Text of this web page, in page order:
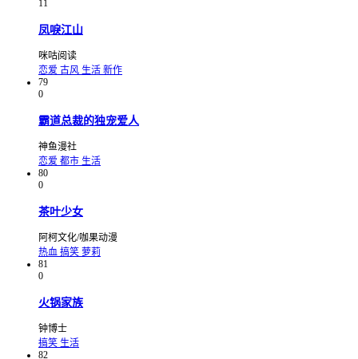
11
凤唳江山
咪咕阅读
恋爱 古风 生活 新作
79
0
霸道总裁的独宠爱人
神鱼漫社
恋爱 都市 生活
80
0
茶叶少女
阿柯文化/咖果动漫
热血 搞笑 萝莉
81
0
火锅家族
钟博士
搞笑 生活
82